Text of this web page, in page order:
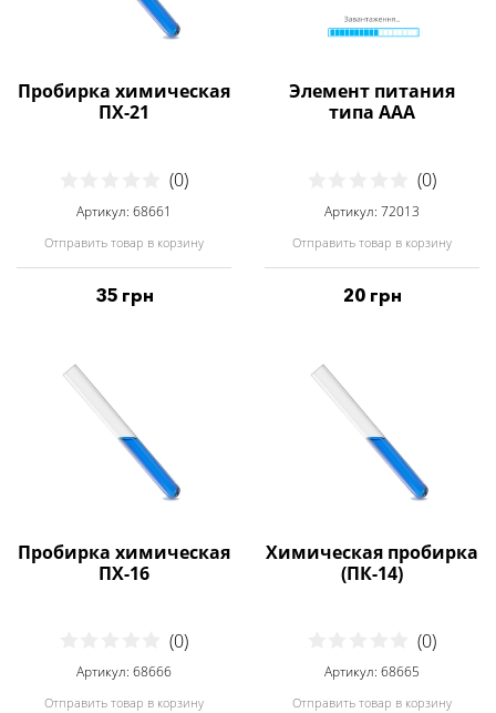
Пробирка химическая
ПХ-21
(0)
Артикул: 68661
Отправить товар в корзину
35 грн
Элемент питания
типа ААА
(0)
Артикул: 72013
Отправить товар в корзину
20 грн
Пробирка химическая
ПХ-16
(0)
Артикул: 68666
Отправить товар в корзину
Химическая пробирка
(ПК-14)
(0)
Артикул: 68665
Отправить товар в корзину